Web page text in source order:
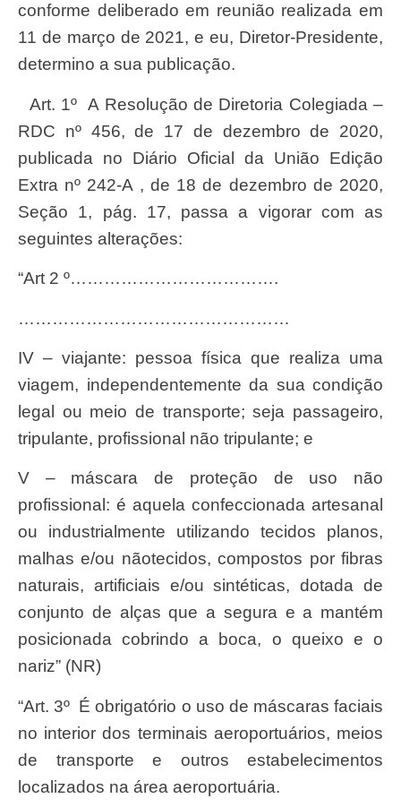
conforme deliberado em reunião realizada em
11 de março de 2021, e eu, Diretor-Presidente,
determino a sua publicação.
Art. 1º A Resolução de Diretoria Colegiada –
RDC nº 456, de 17 de dezembro de 2020,
publicada no Diário Oficial da União Edição
Extra nº 242-A , de 18 de dezembro de 2020,
Seção 1, pág. 17, passa a vigorar com as
seguintes alterações:
“Art 2 º……………………………….
…………………………………………
IV – viajante: pessoa física que realiza uma
viagem, independentemente da sua condição
legal ou meio de transporte; seja passageiro,
tripulante, profissional não tripulante; e
V – máscara de proteção de uso não
profissional: é aquela confeccionada artesanal
ou industrialmente utilizando tecidos planos,
malhas e/ou nãotecidos, compostos por fibras
naturais, artificiais e/ou sintéticas, dotada de
conjunto de alças que a segura e a mantém
posicionada cobrindo a boca, o queixo e o
nariz” (NR)
“Art. 3º É obrigatório o uso de máscaras faciais
no interior dos terminais aeroportuários, meios
de transporte e outros estabelecimentos
localizados na área aeroportuária.